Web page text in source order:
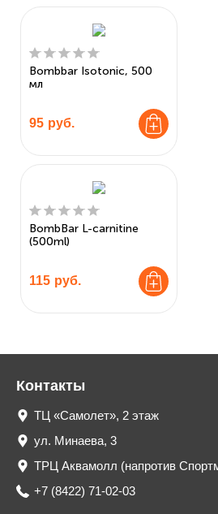
Bombbar Isotonic, 500
мл
95 руб.
BombBar L-carnitine
(500ml)
115 руб.
Контакты
ТЦ «Самолет», 2 этаж
ул. Минаева, 3
ТРЦ Аквамолл (напротив
+7 (8422) 71-02-03